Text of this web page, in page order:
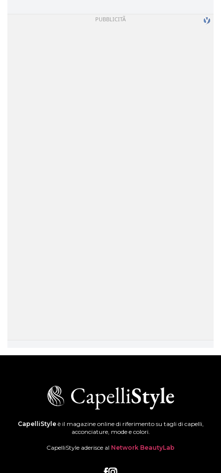
CapelliStyleè il magazine online di riferimento su tagli di capelli,
acconciature, mode e colori.
CapelliStyle aderisce al Network BeautyLab